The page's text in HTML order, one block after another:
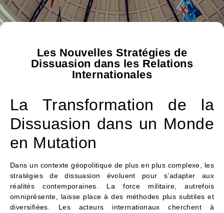
Les Nouvelles Stratégies de
Dissuasion dans les Relations
Internationales
La Transformation de la
Dissuasion dans un Monde
en Mutation
Dans un contexte géopolitique de plus en plus complexe, les
stratégies de dissuasion évoluent pour s’adapter aux
réalités contemporaines. La force militaire, autrefois
omniprésente, laisse place à des méthodes plus subtiles et
diversifiées. Les acteurs internationaux cherchent à